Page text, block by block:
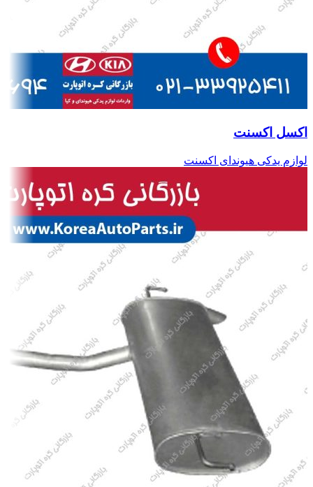
اکسل اکسنت
لوازم یدکی هیوندای اکسنت